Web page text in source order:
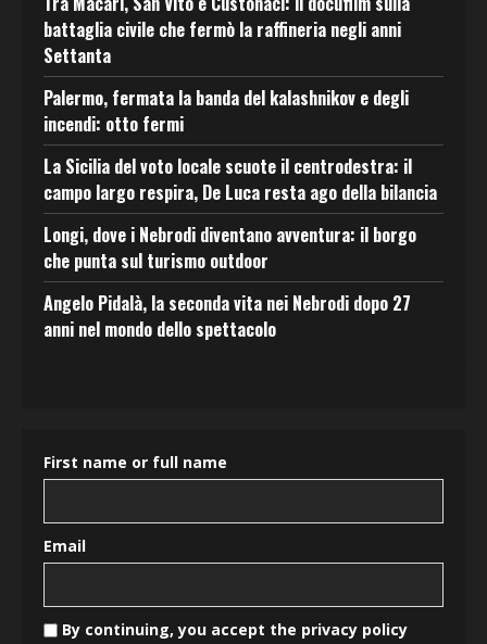
battaglia civile che fermò la raffineria negli anni
Settanta
Palermo, fermata la banda del kalashnikov e degli
incendi: otto fermi
La Sicilia del voto locale scuote il centrodestra: il
campo largo respira, De Luca resta ago della bilancia
Longi, dove i Nebrodi diventano avventura: il borgo
che punta sul turismo outdoor
Angelo Pidalà, la seconda vita nei Nebrodi dopo 27
anni nel mondo dello spettacolo
First name or full name
Email
By continuing, you accept the privacy policy